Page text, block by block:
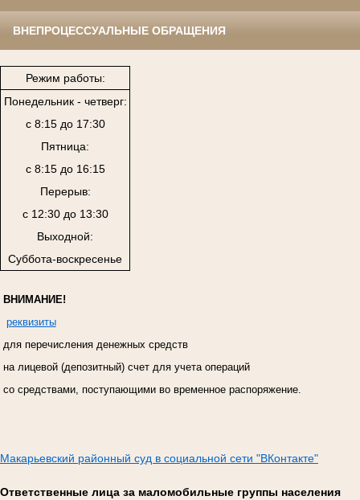
ВНЕПРОЦЕССУАЛЬНЫЕ ОБРАЩЕНИЯ
Режим работы:
Понедельник - четверг:
с 8:15 до 17:30
Пятница:
с 8:15 до 16:15
Перерыв:
с 12:30 до 13:30
Выходной:
Суббота-воскресенье
ВНИМАНИЕ!
реквизиты
для перечисления денежных средств
на лицевой (депозитный) счет для учета операций
со средствами, поступающими во временное распоряжение.
Макарьевский районный суд в социальной сети "ВКонтакте"
Ответственные лица за маломобильные группы населения